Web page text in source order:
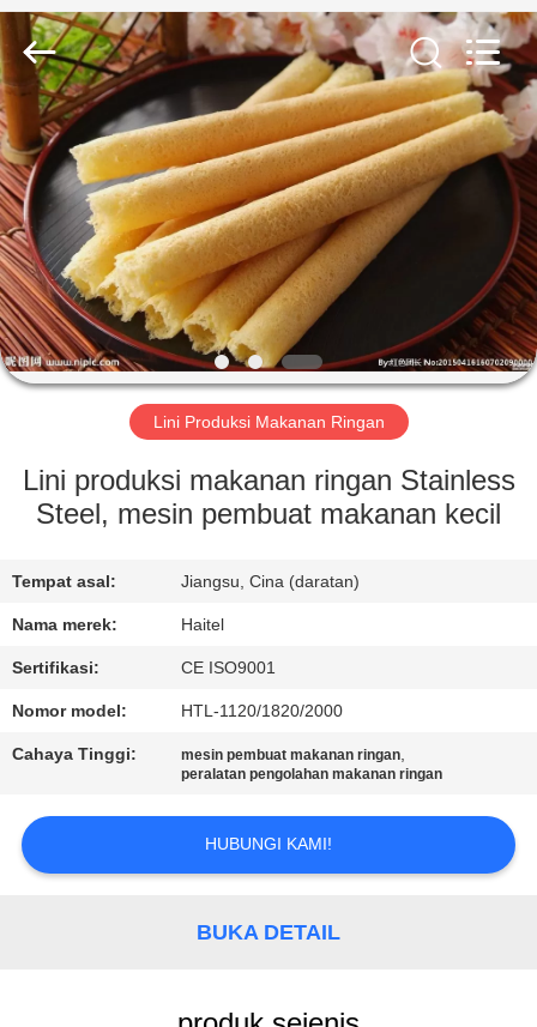
RUMAH
PRODUK
TENTANG
KAMI
TUR
KONTROL
HUBUNGI
KAMI
PENAWARAN
SITEMAP
RichYin
Machinery
Co.,
Ltd.
All
Rights
Reserved.
Lini Produksi Makanan Ringan
Lini produksi makanan ringan Stainless
Steel, mesin pembuat makanan kecil
Tempat asal: Jiangsu, Cina (daratan)
Nama merek: Haitel
Sertifikasi: CE ISO9001
Nomor model: HTL-1120/1820/2000
Cahaya Tinggi: mesin pembuat makanan ringan,
peralatan pengolahan makanan ringan
HUBUNGI KAMI!
BUKA DETAIL